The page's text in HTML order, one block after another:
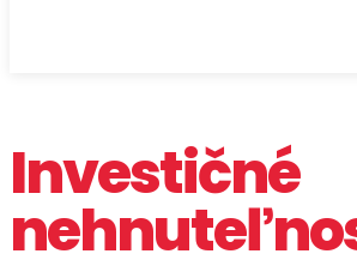
Investičné